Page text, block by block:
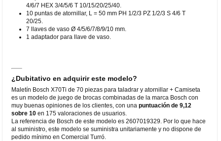
4/6/7 HEX 3/4/5/6 T 10/15/20/25/40.
10 puntas de atornillar, L = 50 mm PH 1/2/3 PZ 1/2/3 S 4/6 T
20/25.
7 llaves de vaso Ø 4/5/6/7/8/9/10 mm.
1 adaptador para llave de vaso.
¿Dubitativo en adquirir este modelo?
Maletín Bosch X70Ti de 70 piezas para taladrar y atornillar + Camiseta
es un modelo de juego de brocas combinadas de la marca Bosch con
muy buenas opiniones de los clientes, con unapuntuación de 9,12
sobre 10 en 175 valoraciones de usuarios.
La referencia de Bosch de este modelo es 2607019329. Por lo que hace
al suministro, este modelo se suministra unitariamente y no dispone de
pedido mínimo en Comercial Turró.